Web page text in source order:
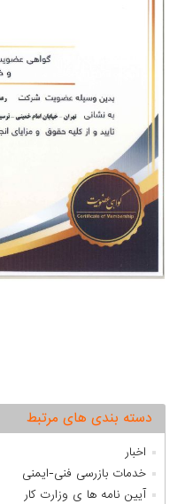
دسته بندی های مرتبط
اخبار
خدمات بازرسی فنی-ایمنی
آیین نامه ها ی وزارت کار